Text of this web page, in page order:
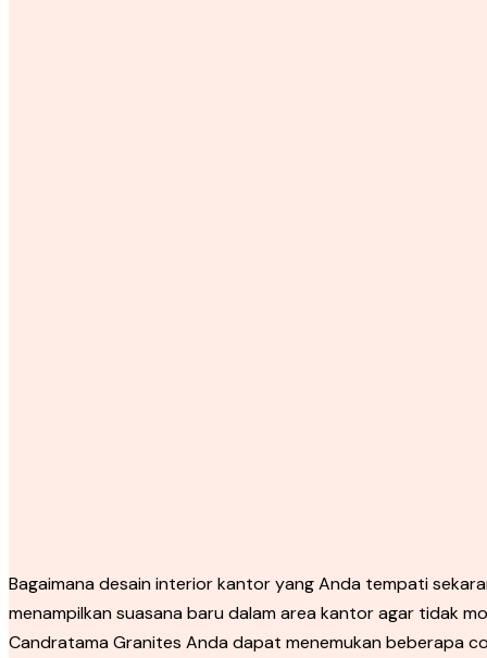
Bagaimana desain interior kantor yang Anda tempati
menampilkan suasana baru dalam area kantor agar tidak
Candratama Granites Anda dapat menemukan beberapa